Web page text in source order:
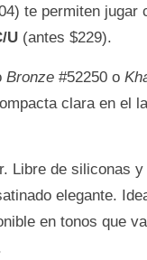
te permiten jugar
U(antes $229).
Bronze#52250 o
clara en el
Libre de siliconas y
elegante.
en tonos que